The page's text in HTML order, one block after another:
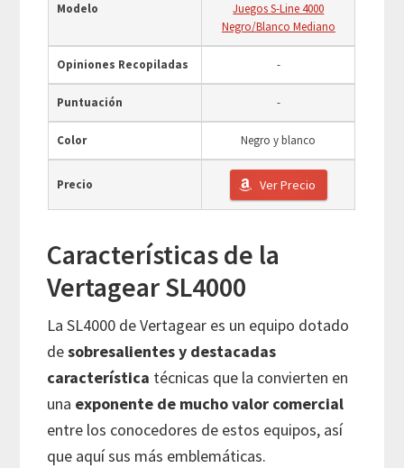
Modelo
Juegos S-Line 4000
Negro/Blanco Mediano
Opiniones Recopiladas -
Puntuación -
Color Negro y blanco
Precio Ver Precio
Características de la
Vertagear SL4000
La SL4000 de Vertagear es un equipo dotado
desobresalientes y destacadas
característica técnicas que la convierten en
una exponente de mucho valor comercial
entre los conocedores de estos equipos, así
que aquí sus más emblemáticas.